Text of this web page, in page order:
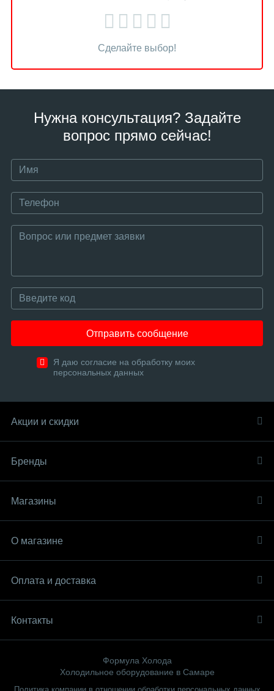
Сделайте выбор!
Нужна консультация? Задайте
вопрос прямо сейчас!
Отправить сообщение
Я даю согласие на обработку моих
персональных данных
Акции и скидки
Бренды
Магазины
О магазине
Оплата и доставка
Контакты
Формула Холода
Холодильное оборудование в Самаре